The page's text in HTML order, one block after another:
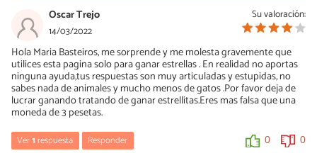
18/11/2022
Hola, llevarlo inmediatamente a la clínica veterinaria más cercana.
Ya, no esperes ni un minuto más, es una urgencia y es muy grave.
Un saludo.
0
Su valoración:
Oscar Trejo
14/03/2022
Hola Maria Basteiros, me sorprende y me molesta gravemente que
utilices esta pagina solo para ganar estrellas . En realidad no aportas
ninguna ayuda,tus respuestas son muy articuladas y estupidas, no
sabes nada de animales y mucho menos de gatos .Por favor deja de
lucrar ganando tratando de ganar estrellitas.Eres mas falsa que una
moneda de 3 pesetas.
Ver1respuesta Responder 0 0